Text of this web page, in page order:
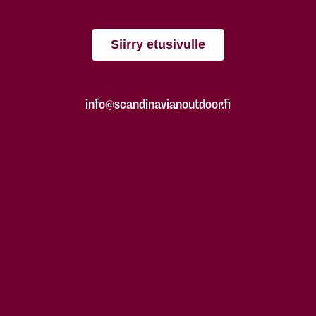
Siirry etusivulle
info@scandinavianoutdoor.fi